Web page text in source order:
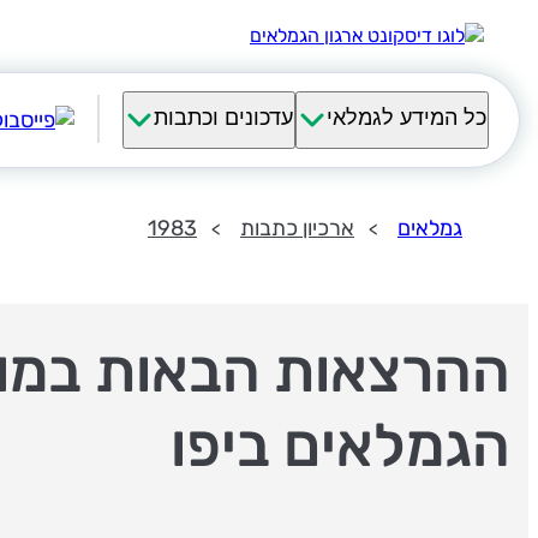
כל המידע לגמלאי עדכונים וכתבות
גמלאים ארכיון כתבות 1983
ההרצאות הבאות
הגמלאים ביפו